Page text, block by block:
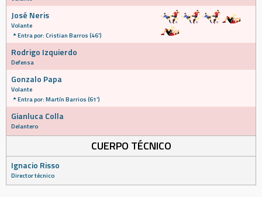
José Neris
Volante
Entra por: Cristian Barros (46')
Rodrigo Izquierdo
Defensa
Gonzalo Papa
Volante
Entra por: Martín Barrios (61')
Gianluca Colla
Delantero
CUERPO TÉCNICO
Ignacio Risso
Director técnico